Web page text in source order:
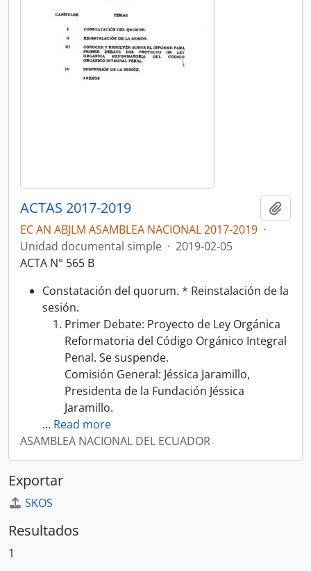
ACTAS 2017-2019
EC AN ABJLM ASAMBLEA NACIONAL 2017-2019 ·
Unidad documental simple · 2019-02-05
ACTA N° 565 B
Constatación del quorum. * Reinstalación de la
sesión.
Primer Debate: Proyecto de Ley Orgánica
Reformatoria del Código Orgánico Integral
Penal. Se suspende.
Comisión General: Jéssica Jaramillo,
Presidenta de la Fundación Jéssica
Jaramillo.
… Read more
ASAMBLEA NACIONAL DEL ECUADOR
Exportar
SKOS
Resultados
1